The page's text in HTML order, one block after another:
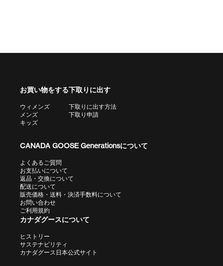
お買い物をする
ウィメンズ
メンズ
キッズ
下取りに出す
下取りに出す方法
下取り申請
CANADA GOOSE Generationsについて
よくあるご質問
お支払いについて
返品・交換について
配送について
販売価格・送料・決済手数料について
お問い合わせ
ご利用規約
カナダグースについて
ヒストリー
サステナビリティ
カナダグース日本公式サイト